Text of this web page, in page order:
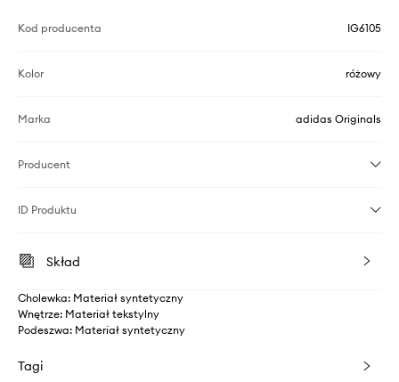
Kod producenta IG6105
Kolor różowy
Marka adidas Originals
Producent
ID Produktu
Skład
Cholewka: Materiał syntetyczny
Wnętrze: Materiał tekstylny
Podeszwa: Materiał syntetyczny
Tagi